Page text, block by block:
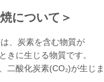
について＞
、炭素を含む物質が
きに生じる物質です。
二酸化炭素(CO₂)が生じま